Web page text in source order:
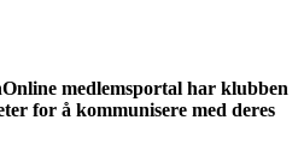
medlemsportal har klubben
for å kommunisere med deres